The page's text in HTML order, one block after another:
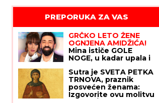
PREPORUKA ZA VAS
GRČKO LETO ŽENE
OGNJENA AMIDŽIĆA!
Mina ističe GOLE
NOGE, u kadar upala i
u MINI BIKINIJU (FOTO)
Sutra je SVETA PETKA
TRNOVA, praznik
posvećen ženama:
Izgovorite ovu molitvu